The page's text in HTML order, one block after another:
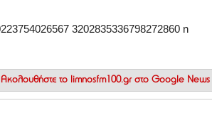
Ακολουθήστε το limnosfm100.gr στο Google News